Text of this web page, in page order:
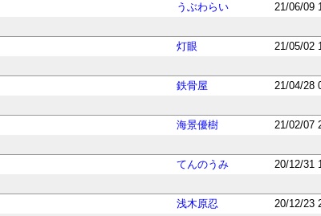
うぶわらい 21/06/09
灯眼 21/05/02
鉄骨屋 21/04/28
海景優樹 21/02/07
てんのうみ 20/12/31
浅木原忍 20/12/23